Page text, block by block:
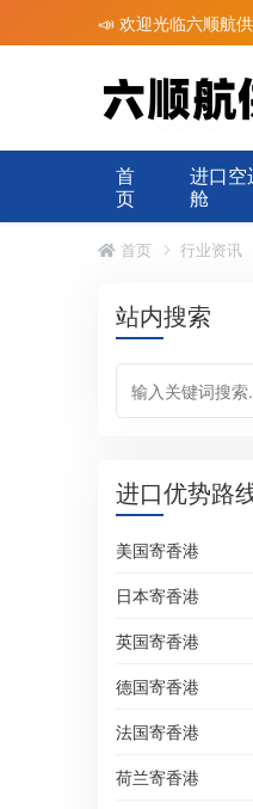
📣 欢迎光临六顺航
首
页
进口空
舱
首页 行业资讯
站内搜索
进口优势路
美国寄香港
日本寄香港
英国寄香港
德国寄香港
法国寄香港
荷兰寄香港